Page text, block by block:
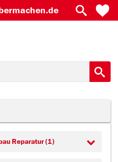
Reparatur (1)